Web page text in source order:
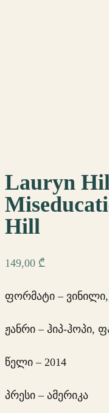
Lauryn
Hill
149,00 ₾
ფორმატი –
ჟანრი – ჰიპ-ჰოპი,
წელი – 2014
პრესი – ამერიკა